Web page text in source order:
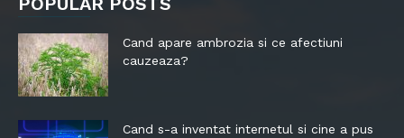
Cand apare ambrozia si ce afectiuni
cauzeaza?
Cand s-a inventat internetul si cine a pus